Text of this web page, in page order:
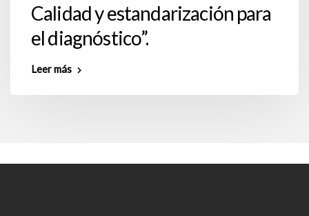
Calidad y estandarización para
el diagnóstico”.
Leer más